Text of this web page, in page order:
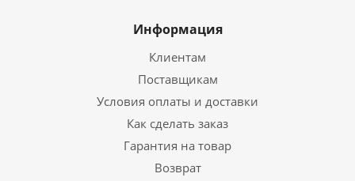
Информация
Клиентам
Поставщикам
Условия оплаты и доставки
Как сделать заказ
Гарантия на товар
Возврат